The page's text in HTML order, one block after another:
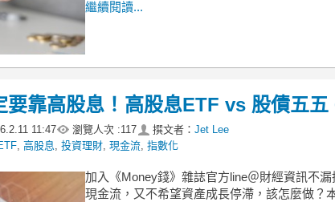
繼續閱讀...
要靠高股息！高股息ETF vs 股債五五
11:47 瀏覽人次 :117 撰文者： Jet Lee
高股息 投資理財 現金流 指數化
加入《Money錢》雜誌官方line＠財經資訊不
現金流，又不希望資產成長停滯，該怎麼做？